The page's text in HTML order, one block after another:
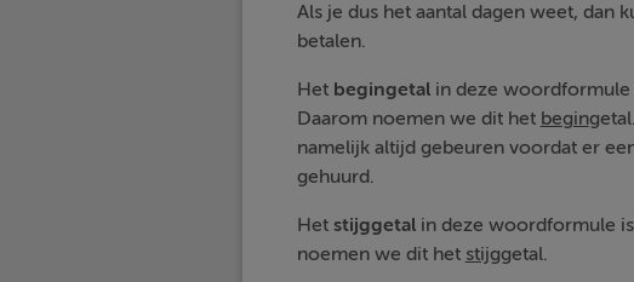
Als je dus het aantal dagen weet, dan
betalen.
Het begingetalin deze woordformule
Daarom noemen we dit het begin
namelijk altijd gebeuren voordat er
gehuurd.
Het stijggetalin deze woordformule is
noemen we dit het stijggetal.